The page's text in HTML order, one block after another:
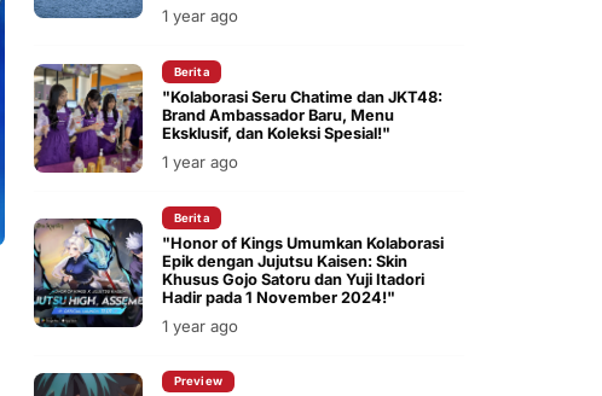
1 year ago
Berita
"Kolaborasi Seru Chatime dan JKT48:
Brand Ambassador Baru, Menu
Eksklusif, dan Koleksi Spesial!"
1 year ago
Berita
"Honor of Kings Umumkan Kolaborasi
Epik dengan Jujutsu Kaisen: Skin
Khusus Gojo Satoru dan Yuji Itadori
Hadir pada 1 November 2024!"
1 year ago
Preview